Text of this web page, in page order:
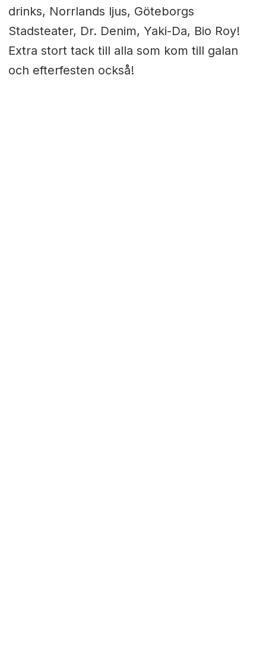
drinks, Norrlands ljus, Göteborgs
Stadsteater, Dr. Denim, Yaki-Da, Bio Roy!
Extra stort tack till alla som kom till galan
och efterfesten också!